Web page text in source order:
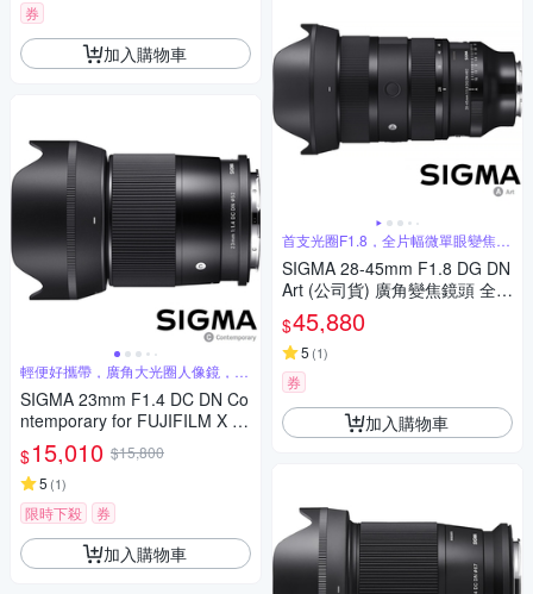
券
加入購物車
輕便好攜帶，廣角大光圈人像鏡，美
麗淺景深
SIGMA 23mm F1.4 DC DN Co
ntemporary for FUJIFILM X 富
士接環 (公司貨) 廣角大光圈定
焦鏡 人像鏡 APS-C 無反微單眼
專用鏡頭
$15,010 $15,800
5 (1)
限時下殺 券
加入購物車
首支光圈F1.8，全片幅微單眼變焦鏡
頭
SIGMA 28-45mm F1.8 DG DN
Art (公司貨) 廣角變焦鏡頭 全片
幅無反微單眼鏡頭 旅遊鏡
$45,880
5 (1)
券
加入購物車